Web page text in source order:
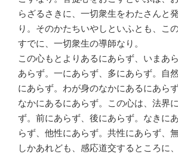
らざるさきに、一切衆生をわたさんと
り。そのかたちいやしといふとも、こ
すでに、一切衆生の導師なり。
この心もとよりあるにあらず、いまあ
あらず。一にあらず、多にあらず。自
にあらず。わが身のなかにあるにあら
なかにあるにあらず。この心は、法界
ず。前にあらず、後にあらず。なきに
らず、他性にあらず。共性にあらず、
しかあれども、感応道交するところに